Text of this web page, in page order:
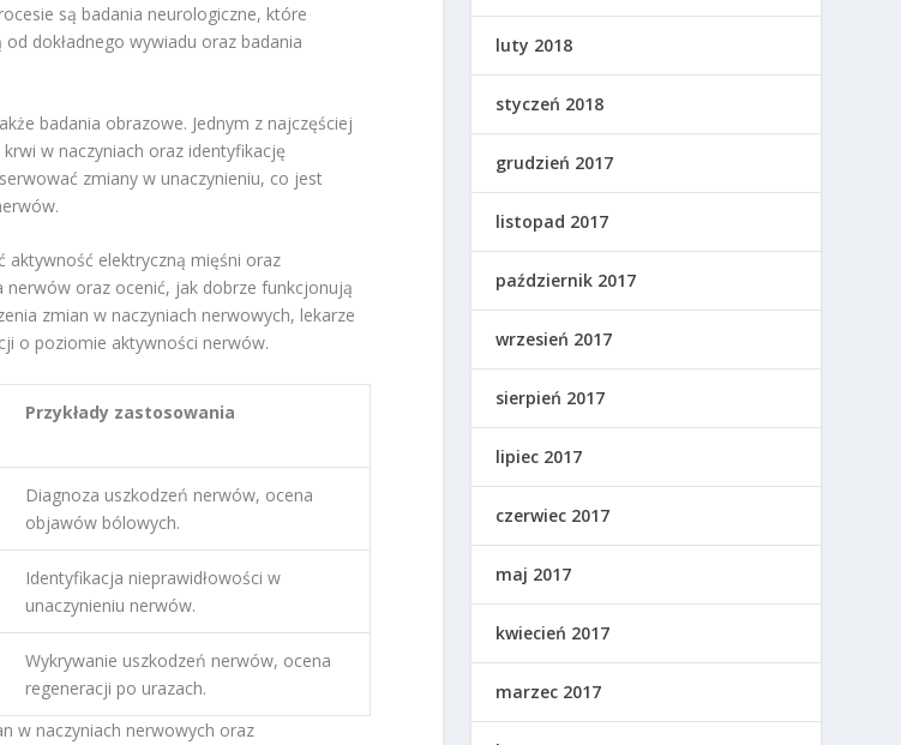
są badania neurologiczne, które
dokładnego wywiadu oraz badania
badania obrazowe. Jednym z najczęściej
w naczyniach oraz identyfikację
zmiany w unaczynieniu, co jest
aktywność elektryczną mięśni oraz
oraz ocenić, jak dobrze funkcjonują
zmian w naczyniach nerwowych, lekarze
o poziomie aktywności nerwów.
Przykłady zastosowania
Diagnoza uszkodzeń nerwów, ocena
objawów bólowych.
Identyfikacja nieprawidłowości w
unaczynieniu nerwów.
Wykrywanie uszkodzeń nerwów, ocena
regeneracji po urazach.
w naczyniach nerwowych oraz
luty 2018
styczeń 2018
grudzień 2017
listopad 2017
październik 2017
wrzesień 2017
sierpień 2017
lipiec 2017
czerwiec 2017
maj 2017
kwiecień 2017
marzec 2017